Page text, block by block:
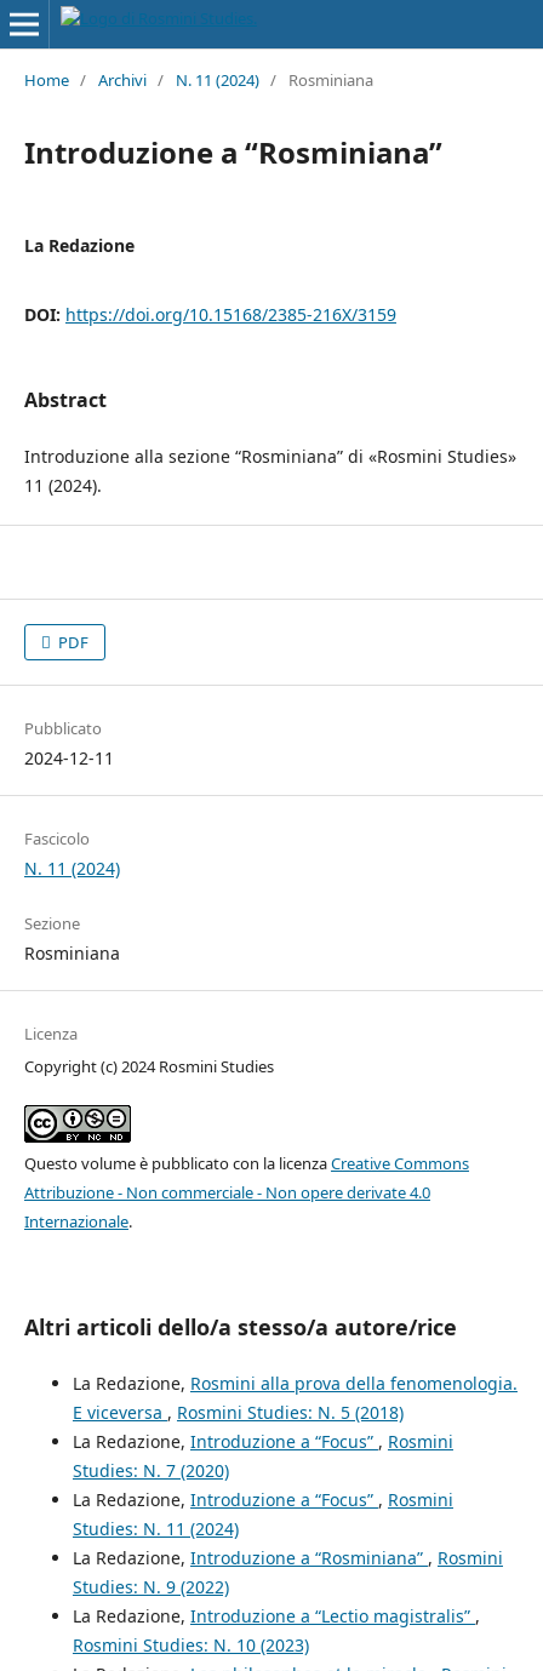
Home / Archivi / N. 11 (2024) / Rosminiana
Introduzione a “Rosminiana”
La Redazione
DOI: https://doi.org/10.15168/2385-216X/3159
Abstract
Introduzione alla sezione “Rosminiana” di «Rosmini Studies»
11 (2024).
PDF
Pubblicato
2024-12-11
Fascicolo
N. 11 (2024)
Sezione
Rosminiana
Licenza
Copyright (c) 2024 Rosmini Studies
Questo volume è pubblicato con la licenzaCreative Commons
Attribuzione - Non commerciale - Non opere derivate 4.0
Internazionale.
Altri articoli dello/a stesso/a autore/rice
La Redazione, Rosmini alla prova della fenomenologia.
E viceversa , Rosmini Studies: N. 5 (2018)
La Redazione, Introduzione a “Focus” , Rosmini
Studies: N. 7 (2020)
La Redazione, Introduzione a “Focus” , Rosmini
Studies: N. 11 (2024)
La Redazione, Introduzione a “Rosminiana” , Rosmini
Studies: N. 9 (2022)
La Redazione, Introduzione a “Lectio magistralis” ,
Rosmini Studies: N. 10 (2023)